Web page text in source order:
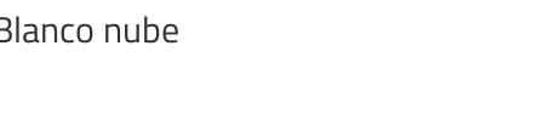
nube